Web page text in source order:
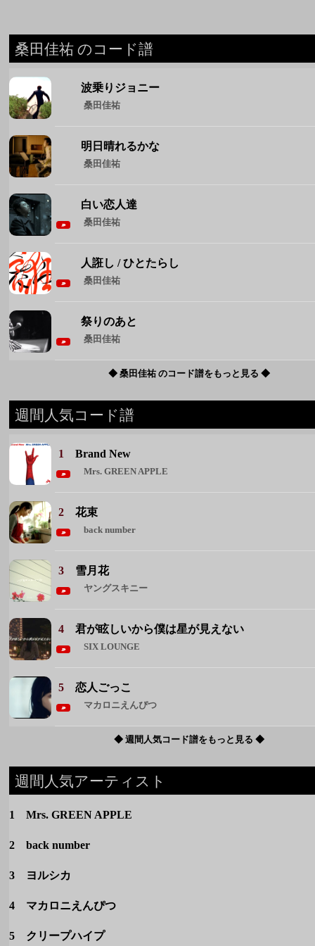
明日晴れるかな
桑田佳祐
白い恋人達
桑田佳祐
人誑し / ひとたらし
桑田佳祐
祭りのあと
桑田佳祐
◆ 桑田佳祐 のコード譜をもっと見る ◆
1 Brand New
Mrs. GREEN APPLE
2花束
back number
3雪月花
4君が眩しいから僕は星が見えない
5 恋人ごっこ
マカロニえんぴつ
◆ 週間人気コード譜をもっと見る ◆
1 Mrs. GREEN APPLE
3 ヨルシカ
4 マカロニえんぴつ
カテゴリー
定番